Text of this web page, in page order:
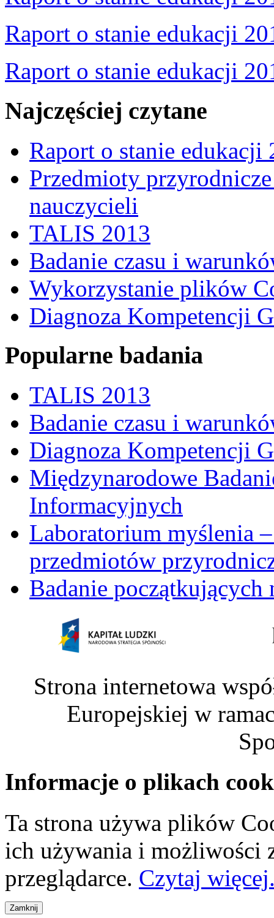
Raport o stanie edukacji
Raport o stanie edukacji
Najczęściej czytane
Raport o stanie edukacji
Przedmioty
nauczycieli
TALIS 2013
Badanie czasu i
Wykorzystanie plików
Diagnoza Kompetencji
Popularne badania
TALIS 2013
Badanie czasu i
Diagnoza Kompetencji
Międzynarodowe
Informacyjnych
Laboratorium myślenia
przedmiotów
Badanie początkujących
Strona internetowa
Europejskiej w
Informacje o plikach
Ta strona używa plików
ich używania i możliwości
przeglądarce. Czytaj